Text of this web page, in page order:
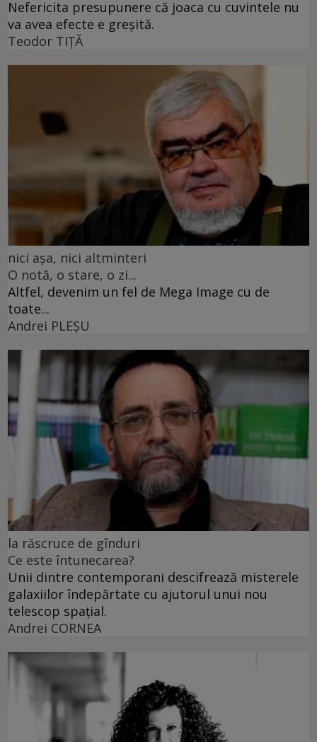
Nefericita presupunere că joaca cu cuvintele nu
va avea efecte e greșită.
Teodor TIŢĂ
nici așa, nici altminteri
O notă, o stare, o zi...
Altfel, devenim un fel de Mega Image cu de
toate...
Andrei PLEŞU
la răscruce de gînduri
Ce este întunecarea?
Unii dintre contemporani descifrează misterele
galaxiilor îndepărtate cu ajutorul unui nou
telescop spațial.
Andrei CORNEA